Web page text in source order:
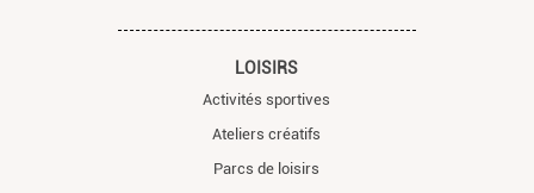
LOISIRS
Activités sportives
Ateliers créatifs
Parcs de loisirs